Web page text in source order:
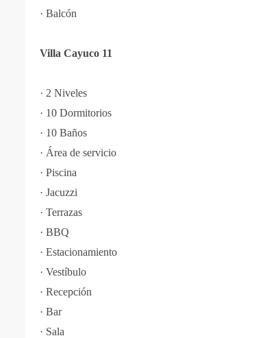
· Balcón
Villa Cayuco 11
· 2 Niveles
· 10 Dormitorios
· 10 Baños
· Área de servicio
· Piscina
· Jacuzzi
· Terrazas
· BBQ
· Estacionamiento
· Vestíbulo
· Recepción
· Bar
· Sala